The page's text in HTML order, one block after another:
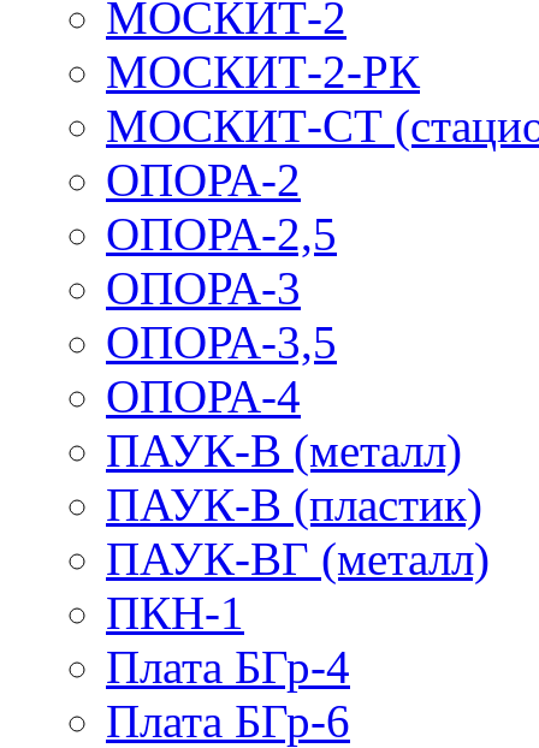
МОСКИТ-2
МОСКИТ-2-РК
МОСКИТ-СТ
ОПОРА-2
ОПОРА-2,5
ОПОРА-3
ОПОРА-3,5
ОПОРА-4
ПАУК-В (металл)
ПАУК-В (пластик)
ПАУК-ВГ (металл)
ПКН-1
Плата БГр-4
Плата БГр-6